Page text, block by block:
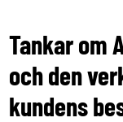
Tankar om
och den
kundens